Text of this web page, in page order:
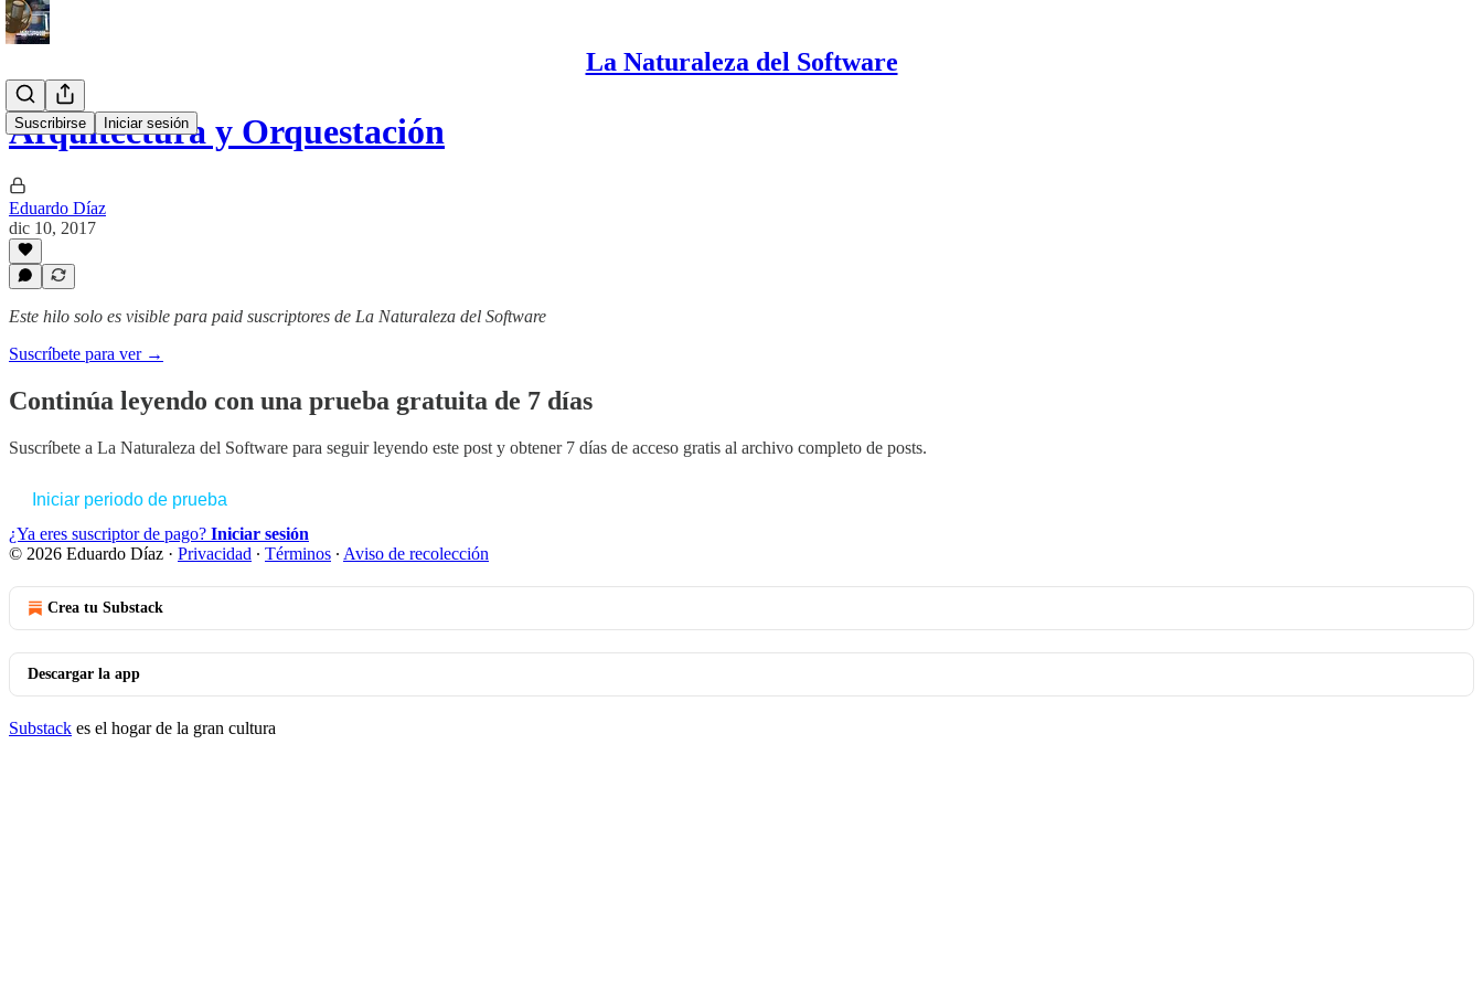
La Naturaleza del Software
Suscribirse Iniciar sesión
Arquitectura y Orquestación
Eduardo Díaz
dic 10, 2017
Este hilo solo es visible para paid suscriptores de La Naturaleza del Software
Suscríbete para ver →
Continúa leyendo con una prueba gratuita de 7 días
Suscríbete a La Naturaleza del Software para seguir leyendo este post y obtener 7 días de acceso gratis al archivo completo de posts.
Iniciar periodo de prueba
¿Ya eres suscriptor de pago? Iniciar sesión
© 2026 Eduardo Díaz · Privacidad ∙ Términos ∙ Aviso de recolección
Crea tu Substack
Descargar la app
Substack es el hogar de la gran cultura